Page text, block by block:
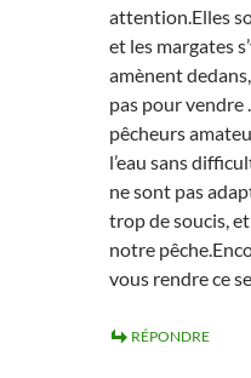
attention.Elles
et les margates
amènent
pas pour vendre
pêcheurs
l’eau sans
ne sont pas
trop de soucis,
notre
vous rendre ce
RÉPONDRE